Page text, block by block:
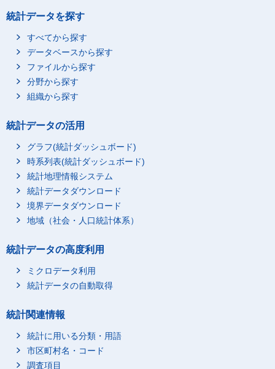
統計データを探す
すべてから探す
データベースから探す
ファイルから探す
分野から探す
組織から探す
統計データの活用
グラフ(統計ダッシュボード)
時系列表(統計ダッシュボード)
統計地理情報システム
統計データダウンロード
境界データダウンロード
地域（社会・人口統計体系）
統計データの高度利用
ミクロデータ利用
統計データの自動取得
統計関連情報
統計に用いる分類・用語
市区町村名・コード
調査項目